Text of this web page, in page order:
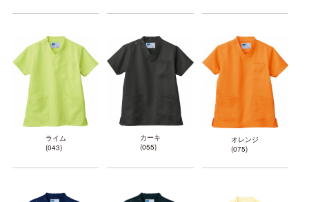
ライム
(043)
カーキ
(055)
オレンジ
(075)